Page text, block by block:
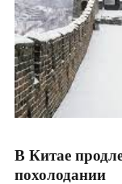
В Китае
похолодании